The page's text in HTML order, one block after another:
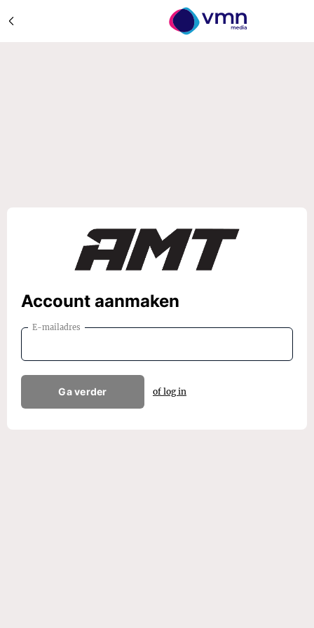
Account aanmaken
E-mailadres
Ga verder of log in